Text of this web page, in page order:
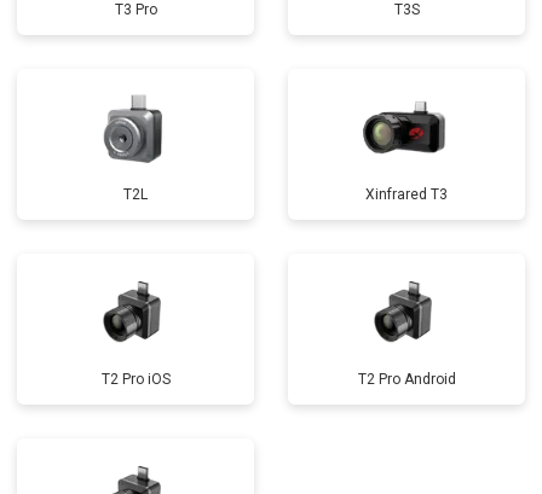
T3 Pro T3S
T2L Xinfrared T3
T2 Pro iOS T2 Pro Android